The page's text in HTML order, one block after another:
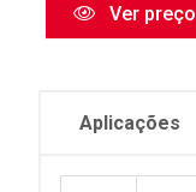
Ver preço
Aplicações